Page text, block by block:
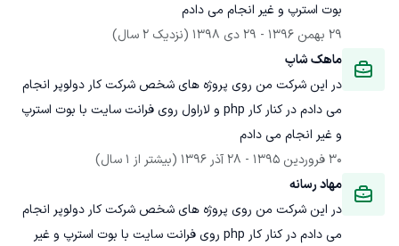
بوت استرپ و غیر انجام می دادم
29 بهمن 1396
- 29 دی 1398
(نزدیک 2 سال)
ماهک شاپ
در این شرکت من روی پروژه های شخص شرکت کار دولوپر انجام
می دادم در کنار کار php و لاراول روی فرانت سایت با بوت استرپ
و غیر انجام می دادم
30 فروردین 1395
- 28 آذر 1396
(بیشتر از 1 سال)
مهاد رسانه
در این شرکت من روی پروژه های شخص شرکت کار دولوپر انجام
می دادم در کنار کار php روی فرانت سایت با بوت استرپ و غیر